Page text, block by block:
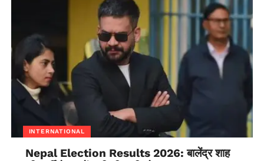
INTERNATIONAL
Nepal Election Results 2026: बालेंद्र शाह